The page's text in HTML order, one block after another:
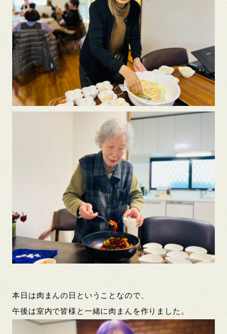
本日は肉まんの日ということなので、
午後は室内で皆様と一緒に肉まんを作りました。